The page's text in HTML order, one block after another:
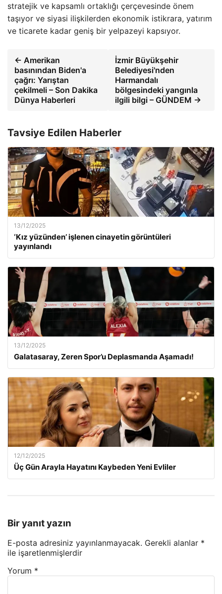
stratejik ve kapsamlı ortaklığı çerçevesinde önem
taşıyor ve siyasi ilişkilerden ekonomik istikrara, yatırım
ve ticarete kadar geniş bir yelpazeyi kapsıyor.
← Amerikan
basınından Biden'a
çağrı: Yarıştan
çekilmeli – Son Dakika
Dünya Haberleri
İzmir Büyükşehir
Belediyesi'nden
Harmandalı
bölgesindeki yangınla
ilgili bilgi – GÜNDEM →
Tavsiye Edilen Haberler
13/12/2025
‘Kız yüzünden’ işlenen cinayetin görüntüleri
yayınlandı
13/12/2025
Galatasaray, Zeren Spor’u Deplasmanda Aşamadı!
12/12/2025
Üç Gün Arayla Hayatını Kaybeden Yeni Evliler
Bir yanıt yazın
E-posta adresiniz yayınlanmayacak. Gerekli alanlar *
ile işaretlenmişlerdir
Yorum *